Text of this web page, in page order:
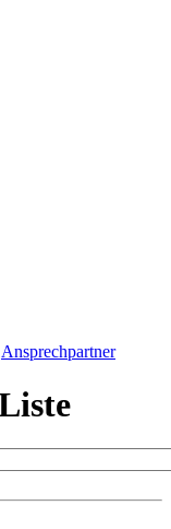
Ansprechpartner